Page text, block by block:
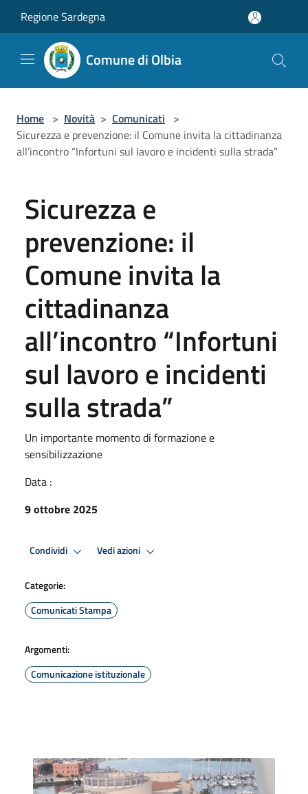
Regione Sardegna
Comune di Olbia
Home > Novità > Comunicati >
Sicurezza e prevenzione: il Comune invita la cittadinanza
all’incontro “Infortuni sul lavoro e incidenti sulla strada”
Sicurezza e
prevenzione: il
Comune invita la
cittadinanza
all’incontro “Infortuni
sul lavoro e incidenti
sulla strada”
Un importante momento di formazione e
sensibilizzazione
Data :
9 ottobre 2025
Condividi Vedi azioni
Categorie:
Comunicati Stampa
Argomenti:
Comunicazione istituzionale